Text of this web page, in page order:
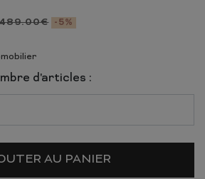
€ -5%
d'articles :
AU PANIER